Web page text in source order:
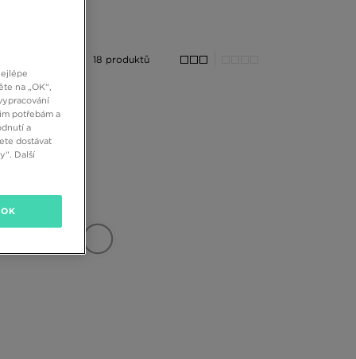
18 produktů
na „OK“,
potřebám a
a
dostávat
Další
OK